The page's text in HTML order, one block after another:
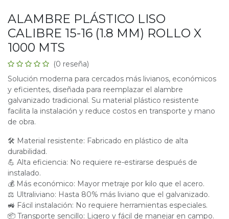
ALAMBRE PLÁSTICO LISO
CALIBRE 15-16 (1.8 MM) ROLLO X
1000 MTS
(0 reseña)
Solución moderna para cercados más livianos, económicos
y eficientes, diseñada para reemplazar el alambre
galvanizado tradicional. Su material plástico resistente
facilita la instalación y reduce costos en transporte y mano
de obra.
🛠 Material resistente: Fabricado en plástico de alta
durabilidad.
💪 Alta eficiencia: No requiere re-estirarse después de
instalado.
💰 Más económico: Mayor metraje por kilo que el acero.
⚖ Ultraliviano: Hasta 80% más liviano que el galvanizado.
🚜 Fácil instalación: No requiere herramientas especiales.
📦 Transporte sencillo: Ligero y fácil de manejar en campo.